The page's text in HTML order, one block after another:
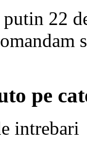
22
pe
intrebari